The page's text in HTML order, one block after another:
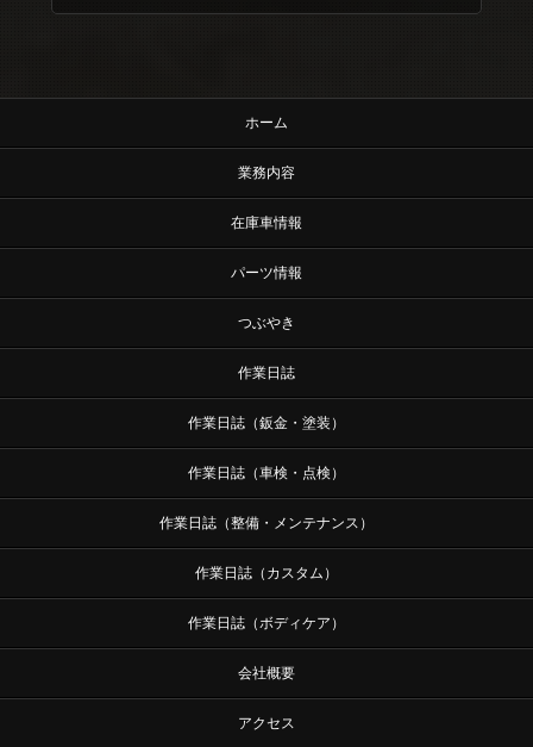
ホーム
業務内容
在庫車情報
パーツ情報
つぶやき
作業日誌
作業日誌（鈑金・塗装）
作業日誌（車検・点検）
作業日誌（整備・メンテナンス）
作業日誌（カスタム）
作業日誌（ボディケア）
会社概要
アクセス